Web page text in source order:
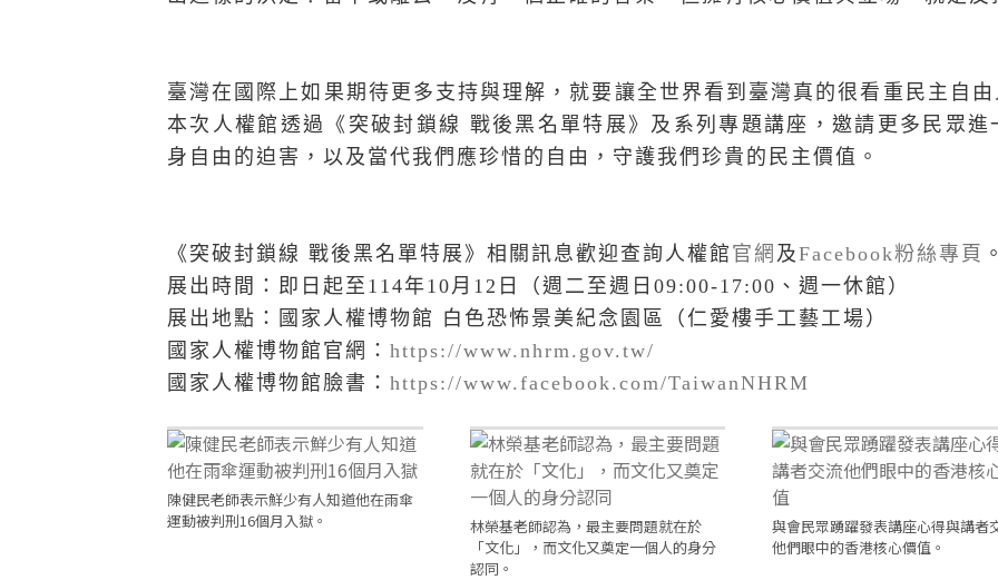
臺灣在國際上如果期待更多支持與理解，就要讓全世界看到臺灣真的很看重民主自
本次人權館透過《突破封鎖線 戰後黑名單特展》及系列專題講座，邀請更多民眾
身自由的迫害，以及當代我們應珍惜的自由，守護我們珍貴的民主價值。
《突破封鎖線 戰後黑名單特展》相關訊息歡迎查詢人權館 官網 及Facebook粉絲專頁
展出時間：即日起至 114年10月 12 日（週二至週日 09:00-17:00 、週一休館）
展出地點：國家人權博物館 白色恐怖景美紀念園區（仁愛樓手工藝工場）
國家人權博物館官網： https://www.nhrm.gov.tw/
國家人權博物館臉書： https://www.facebook.com/TaiwanNHRM
陳健民老師表示鮮少有人知道他在雨傘
運動被判刑16個月入獄。
林榮基老師認為，最主要問題就在於
「文化」，而文化又奠定一個人的身分
認同。
與會民眾踴躍發表講座心得與講者
他們眼中的香港核心價值。